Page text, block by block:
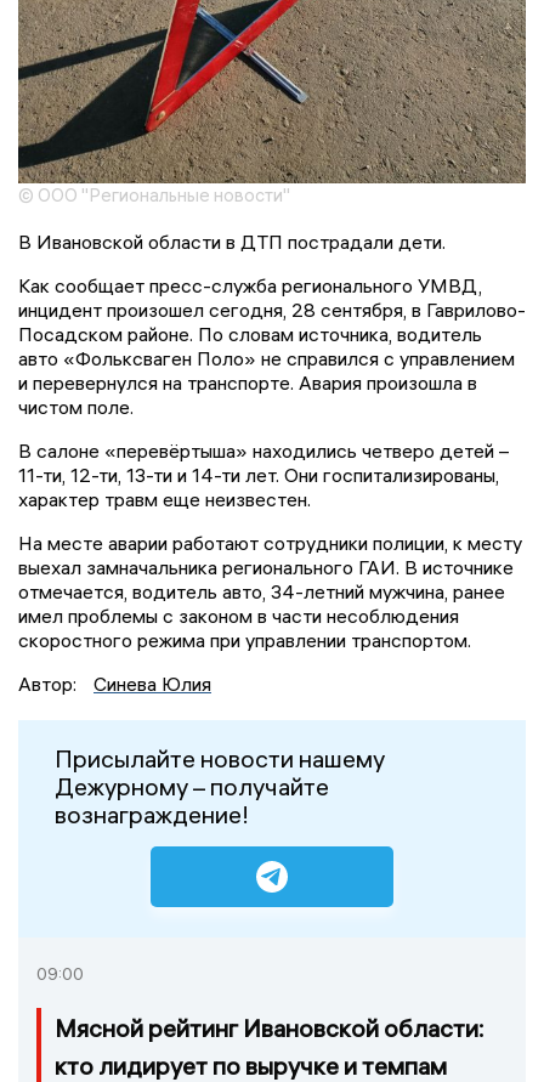
© ООО "Региональные новости"
В Ивановской области в ДТП пострадали дети.
Как сообщает пресс-служба регионального УМВД,
инцидент произошел сегодня, 28 сентября, в Гаврилово-
Посадском районе. По словам источника, водитель
авто «Фольксваген Поло» не справился с управлением
и перевернулся на транспорте. Авария произошла в
чистом поле.
В салоне «перевёртыша» находились четверо детей –
11-ти, 12-ти, 13-ти и 14-ти лет. Они госпитализированы,
характер травм еще неизвестен.
На месте аварии работают сотрудники полиции, к месту
выехал замначальника регионального ГАИ. В источнике
отмечается, водитель авто, 34-летний мужчина, ранее
имел проблемы с законом в части несоблюдения
скоростного режима при управлении транспортом.
Автор:
Синева Юлия
Присылайте новости нашему
Дежурному – получайте
вознаграждение!
09:00
Мясной рейтинг Ивановской области:
кто лидирует по выручке и темпам